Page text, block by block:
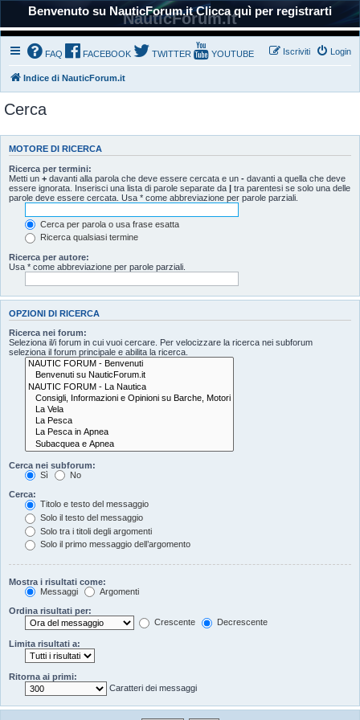
Benvenuto su NauticForum.it Clicca quì per registrarti
NauticForum.it
FAQ FACEBOOK TWITTER YOUTUBE Login
Iscriviti
Indice di NauticForum.it
Cerca
MOTORE DI RICERCA
Ricerca per termini:
Metti un + davanti alla parola che deve essere cercata e un - davanti a quella che deve
essere ignorata. Inserisci una lista di parole separate da | tra parentesi se solo una delle
parole deve essere cercata. Usa * come abbreviazione per parole parziali.
Cerca per parola o usa frase esatta
Ricerca qualsiasi termine
Ricerca per autore:
Usa * come abbreviazione per parole parziali.
OPZIONI DI RICERCA
Ricerca nei forum:
Seleziona il/i forum in cui vuoi cercare. Per velocizzare la ricerca nei subforum
seleziona il forum principale e abilita la ricerca.
Cerca nei subforum:
Sì
No
Cerca:
Titolo e testo del messaggio
Solo il testo del messaggio
Solo tra i titoli degli argomenti
Solo il primo messaggio dell’argomento
Mostra i risultati come:
Messaggi
Argomenti
Ordina risultati per:
Crescente
Decrescente
Limita risultati a:
Ritorna ai primi:
Caratteri dei messaggi